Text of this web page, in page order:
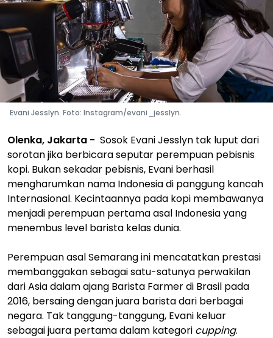
Evani Jesslyn. Foto: Instagram/evani_jesslyn.
Olenka, Jakarta - Sosok Evani Jesslyn tak luput dari
sorotan jika berbicara seputar perempuan pebisnis
kopi. Bukan sekadar pebisnis, Evani berhasil
mengharumkan nama Indonesia di panggung kancah
Internasional. Kecintaannya pada kopi membawanya
menjadi perempuan pertama asal Indonesia yang
menembus level barista kelas dunia.
Perempuan asal Semarang ini mencatatkan prestasi
membanggakan sebagai satu-satunya perwakilan
dari Asia dalam ajang Barista Farmer di Brasil pada
2016, bersaing dengan juara barista dari berbagai
negara. Tak tanggung-tanggung, Evani keluar
sebagai juara pertama dalam kategori cupping.